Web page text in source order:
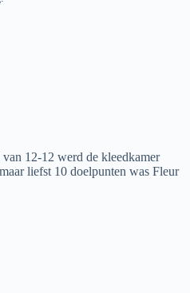
12-12 werd de kleedkamer
liefst 10 doelpunten was Fleur